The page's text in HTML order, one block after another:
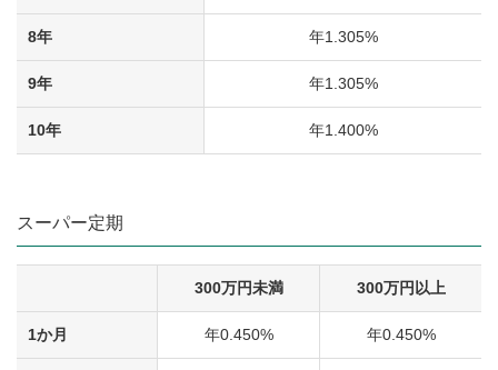
8年 年1.305%
9年 年1.305%
10年 年1.400%
スーパー定期
300万円未満 300万円以上
1か月 年0.450% 年0.450%